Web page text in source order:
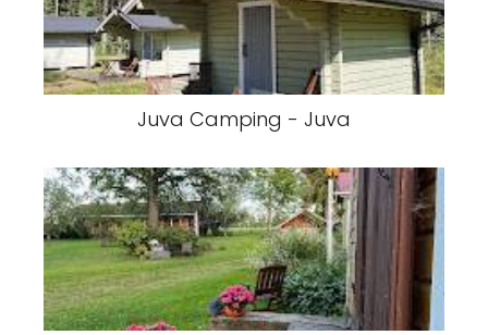
Juva Camping - Juva